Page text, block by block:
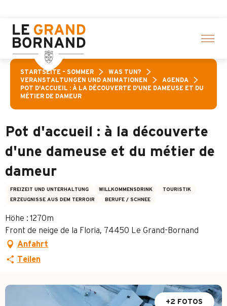
contenu
principal
STARTSEITE – SOMMER
WAS TUN?
VERANSTALTUNGEN UND ANIMATIONEN
AGENDA
POT D'ACCUEIL : À LA DÉCOUVERTE D'UNE DAMEUSE ET DU
MÉTIER DE DAMEUR
Pot d'accueil : à la découverte
d'une dameuse et du métier de
dameur
FREIZEIT UND UNTERHALTUNG WILLKOMMENSDRINK
TOURISTIK
ERZEUGNISSE AUS DEM TERROIR
BERUFE / SCHNEE
Höhe : 1270m
Front de neige de la Floria, 74450 Le Grand-Bornand
Anfahrt
Teilen
+2 FOTOS